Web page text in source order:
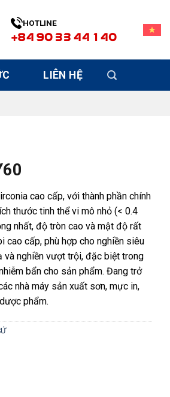
HOTLINE
+84 90 33 44 140
LIÊN HỆ
cao cấp, với thành phần chính
thước tinh thể vi mô nhỏ (< 0.4
nhất, độ tròn cao và mật độ rất
cao cấp, phù hợp cho nghiền siêu
và nghiền vượt trội, đặc biệt trong
bẩn cho sản phẩm. Đang trở
nhà máy sản xuất sơn, mực in,
phẩm.